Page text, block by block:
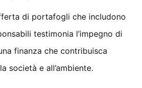
di portafogli che includono
testimonia l’impegno di
finanza che contribuisca
società e all’ambiente.